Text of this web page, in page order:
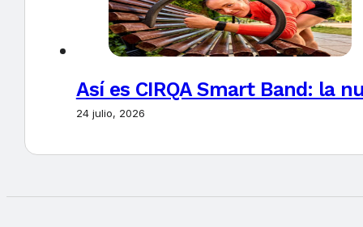
Así es CIRQA Smart Band: la
24 julio, 2026